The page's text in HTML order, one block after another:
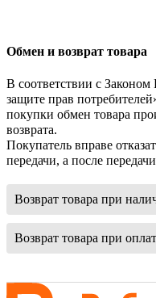
Обмен и возврат товара
В соответствии с
защите прав
покупки обмен товара
возврата.
Покупатель вправе
передачи, а после
Возврат товара при
Возврат товара при